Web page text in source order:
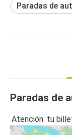
Paradas de
Paradas de
Atención: tu